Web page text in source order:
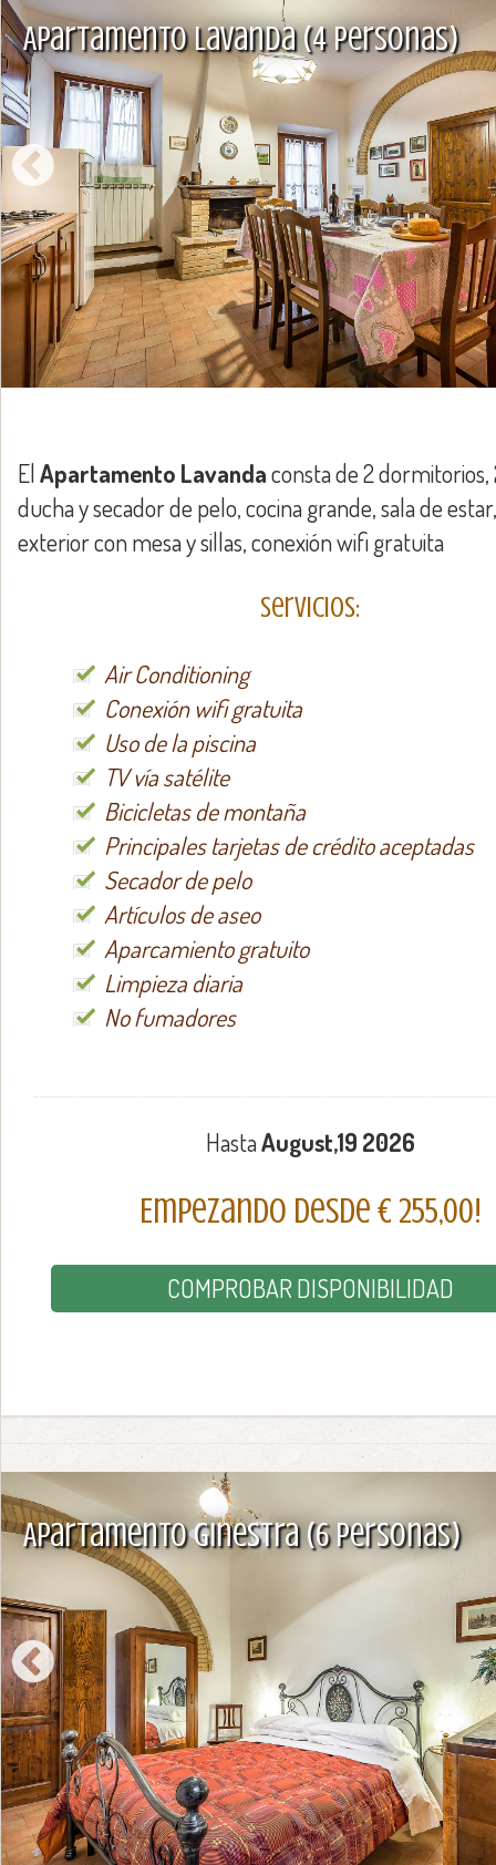
Apartamento Lavanda (4 personas)
ElApartamento Lavandaconsta de 2 dormitorios,
ducha y secador de pelo, cocina grande, sala de
exterior con mesa y sillas, conexión wifi gratuita
Servicios:
Air Conditioning
Conexión wifi gratuita
Uso de la piscina
TV vía satélite
Bicicletas de montaña
Principales tarjetas de crédito aceptadas
Secador de pelo
Artículos de aseo
Aparcamiento gratuito
Limpieza diaria
No fumadores
HastaAugust,19 2026
Empezando desde € 255,00!
COMPROBAR DISPONIBILIDAD
Apartamento Ginestra (6 personas)